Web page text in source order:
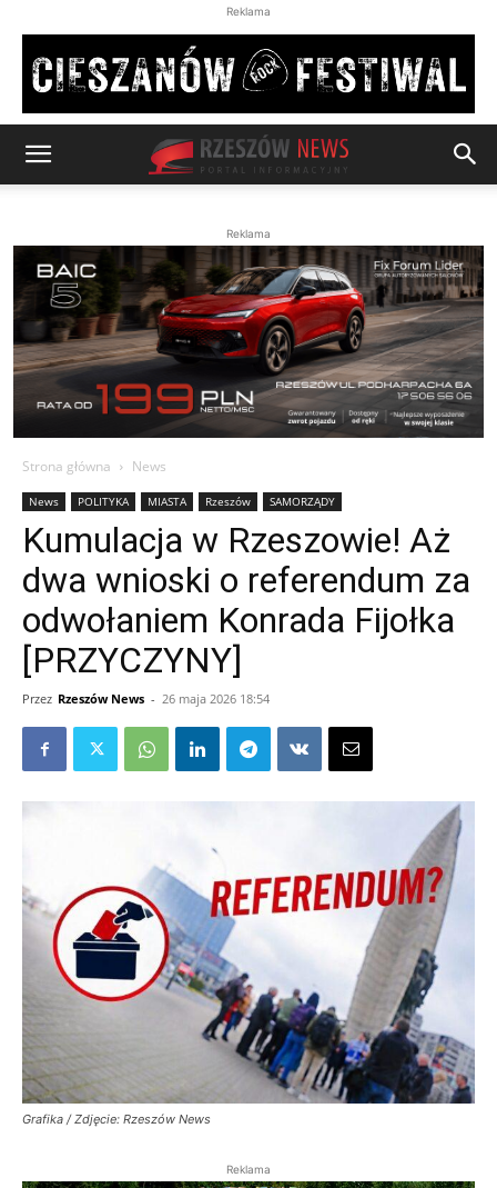
Reklama
Reklama
Strona główna News
News POLITYKA MIASTA Rzeszów SAMORZĄDY
Kumulacja w Rzeszowie! Aż
dwa wnioski o referendum za
odwołaniem Konrada Fijołka
[PRZYCZYNY]
Przez Rzeszów News - 26 maja 2026 18:54
Grafika / Zdjęcie: Rzeszów News
Reklama